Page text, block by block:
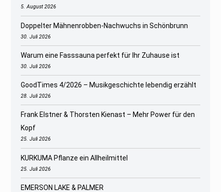
5. August 2026
Doppelter Mähnenrobben-Nachwuchs in Schönbrunn
30. Juli 2026
Warum eine Fasssauna perfekt für Ihr Zuhause ist
30. Juli 2026
GoodTimes 4/2026 – Musikgeschichte lebendig erzählt
28. Juli 2026
Frank Elstner & Thorsten Kienast – Mehr Power für den
Kopf
25. Juli 2026
KURKUMA Pflanze ein Allheilmittel
25. Juli 2026
EMERSON LAKE & PALMER